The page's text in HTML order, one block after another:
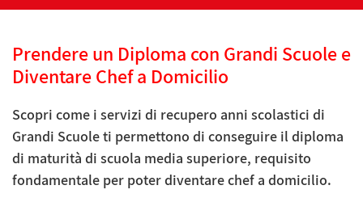
Prendere un Diploma con Grandi Scuole e
Diventare Chef a Domicilio
Scopri come i servizi di recupero anni scolastici di
Grandi Scuole ti permettono di conseguire il diploma
di maturità di scuola media superiore, requisito
fondamentale per poter diventare chef a domicilio.